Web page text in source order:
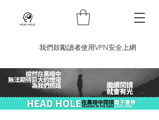
​我們鼓勵讀者使用VPN安全上網